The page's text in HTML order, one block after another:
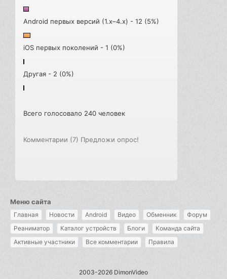
Android первых версий (1.x–4.x) - 12 (5%)
iOS первых поколений - 1 (0%)
Другая - 2 (0%)
Всего голосовало 240 человек
Комментарии (7) Предложи опрос!
Меню сайта
Главная Новости Android Видео Обменник
Форум
Реаниматор
Каталог устройств Блоги
Команда сайта
Активные участники
Все комментарии Правила
2003-2026 DimonVideo